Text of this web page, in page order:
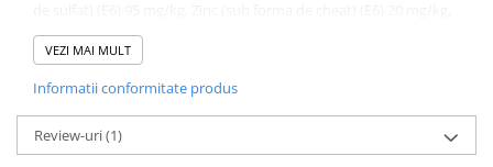
Seleniu (sub forma de selenit) (3b802) 0,3 mg/kg, mangan (sub
forma de sulfat) 30 mg/kg;
20%, Celuloza bruta: 2,5%, Cenusa bruta: 8%, Omega-
6:3,8%,Omega-3: 0,85%. Energie metabolizabila: 4107,5 kcal/kg
(17,2 MJ/kg).
Hrănire zilnică recomandată: cantitatea zilnică de hrană este
VEZI MAI MULT
Informatii conformitate produs
Review-uri(1)